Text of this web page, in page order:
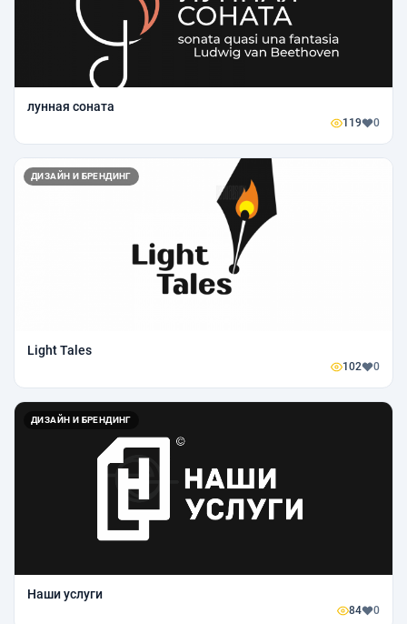
лунная соната
119 0
ДИЗАЙН И БРЕНДИНГ
Light Tales
102 0
ДИЗАЙН И БРЕНДИНГ
Наши услуги
84 0